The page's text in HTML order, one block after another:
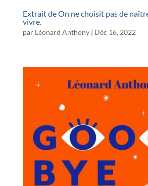
Extrait de On ne choisit pas de
vivre.
par Léonard Anthony| Déc 16, 2022